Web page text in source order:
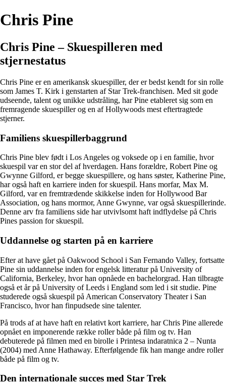
Chris Pine
Chris Pine – Skuespilleren med
stjernestatus
Chris Pine er en amerikansk skuespiller, der er bedst kendt for sin rolle
som James T. Kirk i genstarten af ​​Star Trek-franchisen. Med sit gode
udseende, talent og unikke udstråling, har Pine etableret sig som en
fremragende skuespiller og en af Hollywoods mest eftertragtede
stjerner.
Familiens skuespillerbaggrund
Chris Pine blev født i Los Angeles og voksede op i en familie, hvor
skuespil var en stor del af hverdagen. Hans forældre, Robert Pine og
Gwynne Gilford, er begge skuespillere, og hans søster, Katherine Pine,
har også haft en karriere inden for skuespil. Hans morfar, Max M.
Gilford, var en fremtrædende skikkelse inden for Hollywood Bar
Association, og hans mormor, Anne Gwynne, var også skuespillerinde.
Denne arv fra familiens side har utvivlsomt haft indflydelse på Chris
Pines passion for skuespil.
Uddannelse og starten på en karriere
Efter at have gået på Oakwood School i San Fernando Valley, fortsatte
Pine sin uddannelse inden for engelsk litteratur på University of
California, Berkeley, hvor han opnåede en bachelorgrad. Han tilbragte
også et år på University of Leeds i England som led i sit studie. Pine
studerede også skuespil på American Conservatory Theater i San
Francisco, hvor han finpudsede sine talenter.
På trods af at have haft en relativt kort karriere, har Chris Pine allerede
opnået en imponerende række roller både på film og tv. Han
debuterede på filmen med en birolle i Printesa indaratnica 2 – Nunta
(2004) med Anne Hathaway. Efterfølgende fik han mange andre roller
både på film og tv.
Den internationale succes med Star Trek